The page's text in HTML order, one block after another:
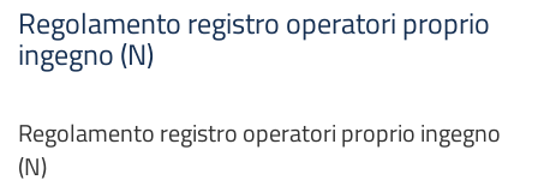
Regolamento registro operatori proprio
ingegno (N)
Regolamento registro operatori proprio ingegno
(N)